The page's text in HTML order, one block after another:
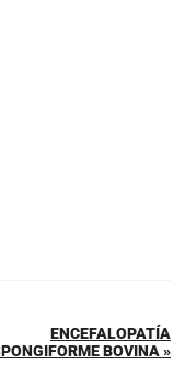
ENCEFALOPATÍA
BOVINA »